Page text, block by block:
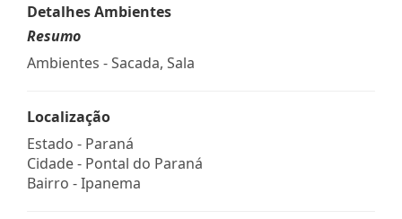
Detalhes Ambientes
Resumo
Ambientes - Sacada, Sala
Localização
Estado - Paraná
Cidade - Pontal do Paraná
Bairro -Ipanema